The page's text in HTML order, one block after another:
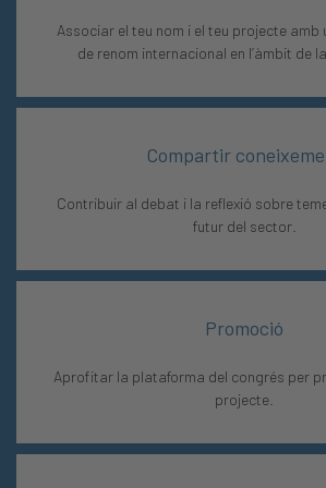
Associar el teu nom i el teu projecte amb
de renom internacional en l’àmbit de
Compartir
Contribuir al debat i la reflexió sobre
futur del sector.
Promoció
Aprofitar la plataforma del congrés per
projecte.